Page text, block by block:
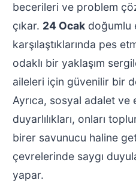
becerileri ve problem
çıkar. 24 Ocakdoğumlu
karşılaştıklarında pes
odaklı bir yaklaşım
aileleri için güvenilir bir
Ayrıca, sosyal adalet ve
duyarlılıkları, onları
birer savunucu haline
çevrelerinde saygı
yapar.